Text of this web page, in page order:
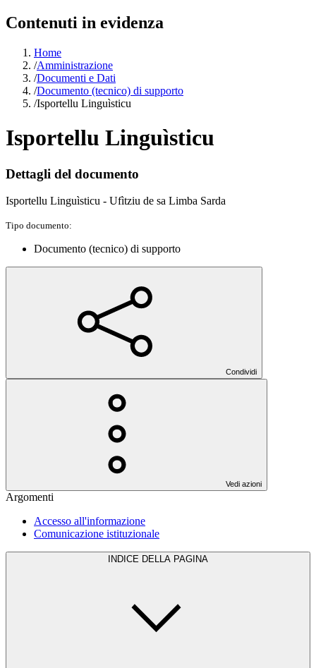
Contenuti in evidenza
Home
/Amministrazione
/Documenti e Dati
/Documento (tecnico) di supporto
/Isportellu Linguìsticu
Isportellu Linguìsticu
Dettagli del documento
Isportellu Linguìsticu - Ufìtziu de sa Limba Sarda
Tipo documento:
Documento (tecnico) di supporto
Condividi
Vedi azioni
Argomenti
Accesso all'informazione
Comunicazione istituzionale
INDICE DELLA PAGINA